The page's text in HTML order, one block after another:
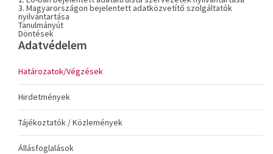
3. Magyarországon bejelentett adatközvetítő szolgáltatók
nyilvántartása
Tanulmányút
Döntések
Adatvédelem
Határozatok/Végzések
Hirdetmények
Tájékoztatók / Közlemények
Állásfoglalások